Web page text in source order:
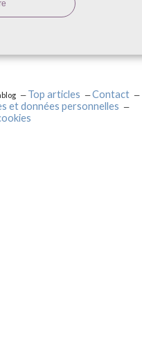
Top articles
Contact
et données personnelles